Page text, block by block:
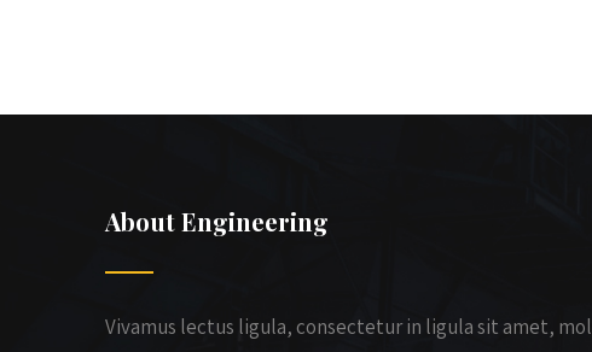
About Engineering
Vivamus lectus ligula, consectetur in ligula sit amet,